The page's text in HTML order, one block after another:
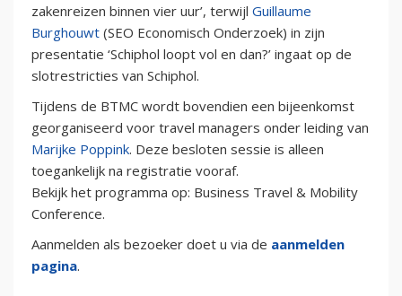
zakenreizen binnen vier uur’, terwijl Guillaume
Burghouwt (SEO Economisch Onderzoek) in zijn
presentatie ‘Schiphol loopt vol en dan?’ ingaat op de
slotrestricties van Schiphol.
Tijdens de BTMC wordt bovendien een bijeenkomst
georganiseerd voor travel managers onder leiding van
Marijke Poppink. Deze besloten sessie is alleen
toegankelijk na registratie vooraf.
Bekijk het programma op: Business Travel & Mobility
Conference.
Aanmelden als bezoeker doet u via de aanmelden
pagina.